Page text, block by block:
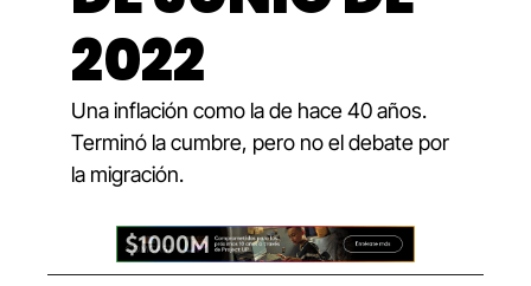
2022
Una inflación como la de hace 40 años.
Terminó la cumbre, pero no el debate por
la migración.